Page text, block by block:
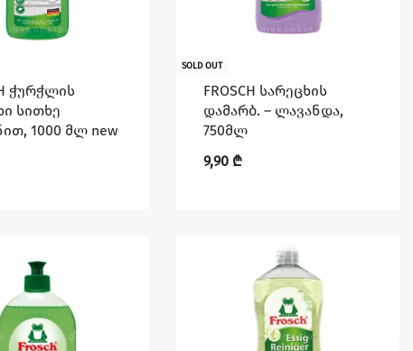
ჭურჭლის
სითხე
1000 მლ new
SOLD OUT
FROSCH სარეცხის
დამარბ. – ლავანდა,
750მლ
9,90 ₾